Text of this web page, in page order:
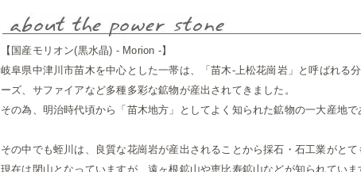
【国産モリオン(黒水晶) - Morion -】
岐阜県中津川市苗木を中心とした一帯は、「苗木-上松花崗岩」と呼ばれる
ーズ、サファイアなど多種多彩な鉱物が産出されてきました。
その為、明治時代頃から「苗木地方」としてよく知られた鉱物の一大産地で
その中でも蛭川は、良質な花崗岩が産出されることから採石・石工業がとて
現在は閉山となっていますが、遠ヶ根鉱山や恵比寿鉱山などが知られていま